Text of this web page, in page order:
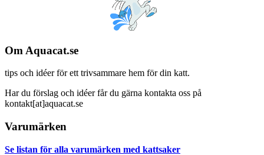
Om Aquacat.se
tips och idéer för ett trivsammare hem för din katt.
Har du förslag och idéer får du gärna kontakta oss på
kontakt[at]aquacat.se
Varumärken
Se listan för alla varumärken med kattsaker